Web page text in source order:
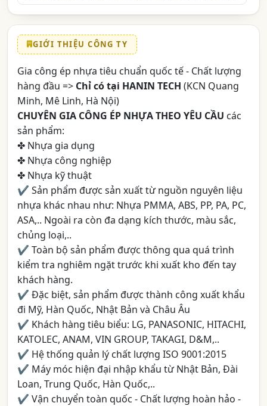
GIỚI THIỆU CÔNG TY
Gia công ép nhựa tiêu chuẩn quốc tế - Chất lượng
hàng đầu => Chỉ có tại HANIN TECH (KCN Quang
Minh, Mê Linh, Hà Nội)
CHUYÊN GIA CÔNG ÉP NHỰA THEO YÊU CẦU các
sản phẩm:
✤ Nhựa gia dụng
✤ Nhựa công nghiệp
✤ Nhựa kỹ thuật
✔ Sản phẩm được sản xuất từ nguồn nguyên liệu
nhựa khác nhau như: Nhựa PMMA, ABS, PP, PA, PC,
ASA,.. Ngoài ra còn đa dạng kích thước, màu sắc,
chủng loại,..
✔ Toàn bộ sản phẩm được thông qua quá trình
kiểm tra nghiêm ngặt trước khi xuất kho đến tay
khách hàng.
✔ Đặc biệt, sản phẩm được thành công xuất khẩu
đi Mỹ, Hàn Quốc, Nhật Bản và Châu Âu
✔ Khách hàng tiêu biểu: LG, PANASONIC, HITACHI,
KATOLEC, ANAM, VIN GROUP, TAKAGI, D&M,..
✔ Hệ thống quản lý chất lượng ISO 9001:2015
✔ Máy móc hiện đại nhập khẩu từ Nhật Bản, Đài
Loan, Trung Quốc, Hàn Quốc,..
✔ Vận chuyển toàn quốc - Chất lượng hoàn hảo -